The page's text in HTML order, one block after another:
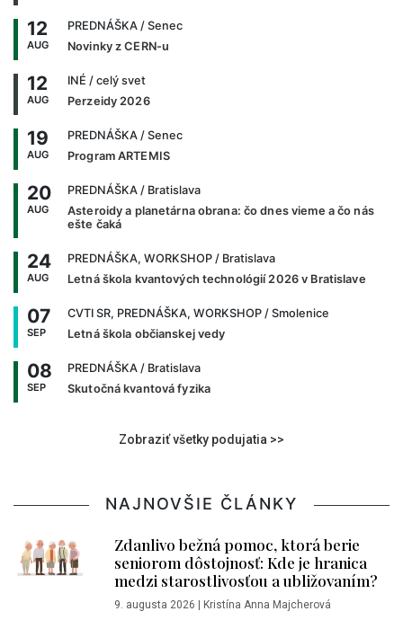
12
AUG
PREDNÁŠKA / Senec
Novinky z CERN-u
12
AUG
INÉ / celý svet
Perzeidy 2026
19
AUG
PREDNÁŠKA / Senec
Program ARTEMIS
20
AUG
PREDNÁŠKA / Bratislava
Asteroidy a planetárna obrana: čo dnes vieme a čo nás
ešte čaká
24
AUG
PREDNÁŠKA, WORKSHOP / Bratislava
Letná škola kvantových technológií 2026 v Bratislave
07
SEP
CVTI SR, PREDNÁŠKA, WORKSHOP / Smolenice
Letná škola občianskej vedy
08
SEP
PREDNÁŠKA / Bratislava
Skutočná kvantová fyzika
Zobraziť všetky podujatia >>
NAJNOVŠIE ČLÁNKY
Zdanlivo bežná pomoc, ktorá berie
seniorom dôstojnosť: Kde je hranica
medzi starostlivosťou a ubližovaním?
9. augusta 2026 Kristína Anna Majcherová